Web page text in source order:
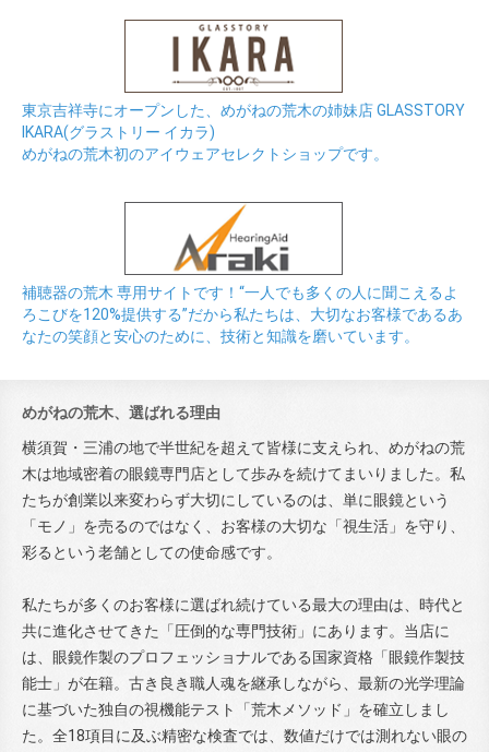
東京吉祥寺にオープンした、めがねの荒木の姉妹店 GLASSTORY
IKARA(グラストリー イカラ)
めがねの荒木初のアイウェアセレクトショップです。
補聴器の荒木 専用サイトです！“一人でも多くの人に聞こえるよ
ろこびを120%提供する”だから私たちは、大切なお客様であるあ
なたの笑顔と安心のために、技術と知識を磨いています。
めがねの荒木、選ばれる理由
横須賀・三浦の地で半世紀を超えて皆様に支えられ、めがねの荒
木は地域密着の眼鏡専門店として歩みを続けてまいりました。私
たちが創業以来変わらず大切にしているのは、単に眼鏡という
「モノ」を売るのではなく、お客様の大切な「視生活」を守り、
彩るという老舗としての使命感です。
私たちが多くのお客様に選ばれ続けている最大の理由は、時代と
共に進化させてきた「圧倒的な専門技術」にあります。当店に
は、眼鏡作製のプロフェッショナルである国家資格「眼鏡作製技
能士」が在籍。古き良き職人魂を継承しながら、最新の光学理論
に基づいた独自の視機能テスト「荒木メソッド」を確立しまし
た。全18項目に及ぶ精密な検査では、数値だけでは測れない眼の